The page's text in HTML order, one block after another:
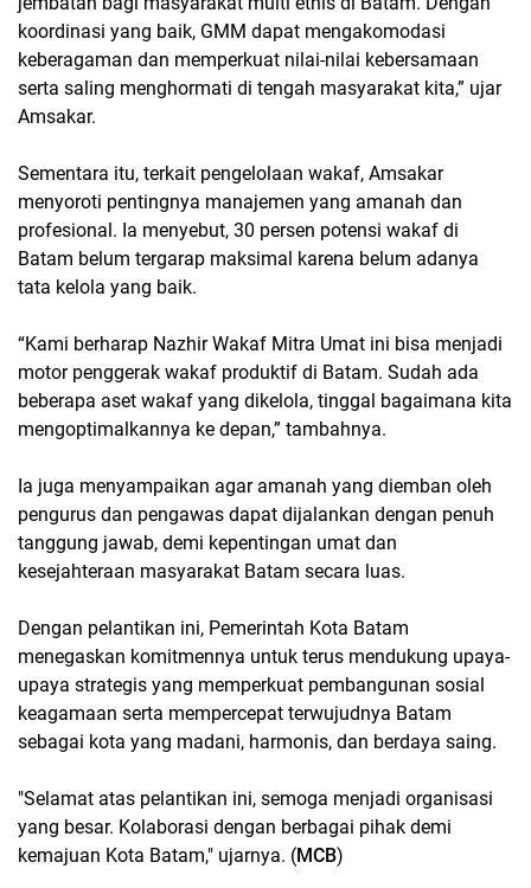
koordinasi yang baik, GMM dapat mengakomodasi
keberagaman dan memperkuat nilai-nilai kebersamaan
serta saling menghormati di tengah masyarakat kita,” ujar
Amsakar.
Sementara itu, terkait pengelolaan wakaf, Amsakar
menyoroti pentingnya manajemen yang amanah dan
profesional. Ia menyebut, 30 persen potensi wakaf di
Batam belum tergarap maksimal karena belum adanya
tata kelola yang baik.
“Kami berharap Nazhir Wakaf Mitra Umat ini bisa menjadi
motor penggerak wakaf produktif di Batam. Sudah ada
beberapa aset wakaf yang dikelola, tinggal bagaimana kita
mengoptimalkannya ke depan,” tambahnya.
Ia juga menyampaikan agar amanah yang diemban oleh
pengurus dan pengawas dapat dijalankan dengan penuh
tanggung jawab, demi kepentingan umat dan
kesejahteraan masyarakat Batam secara luas.
Dengan pelantikan ini, Pemerintah Kota Batam
menegaskan komitmennya untuk terus mendukung upaya-
upaya strategis yang memperkuat pembangunan sosial
keagamaan serta mempercepat terwujudnya Batam
sebagai kota yang madani, harmonis, dan berdaya saing.
"Selamat atas pelantikan ini, semoga menjadi organisasi
yang besar. Kolaborasi dengan berbagai pihak demi
kemajuan Kota Batam," ujarnya. (MCB)